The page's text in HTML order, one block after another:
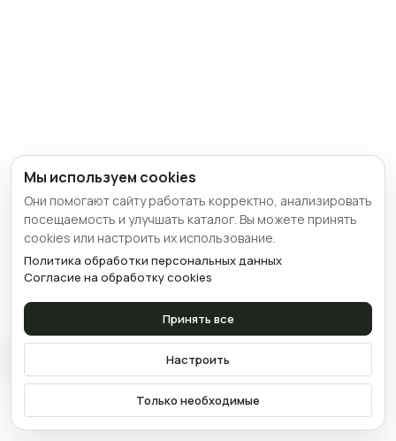
Связаться
Мы используем cookies
Они помогают сайту работать корректно, анализировать
посещаемость и улучшать каталог. Вы можете принять
cookies или настроить их использование.
Политика обработки персональных данных
Согласие на обработку cookies
Принять все
Настроить
Только необходимые